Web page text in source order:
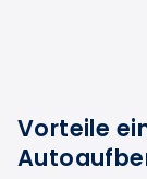
Vorteile